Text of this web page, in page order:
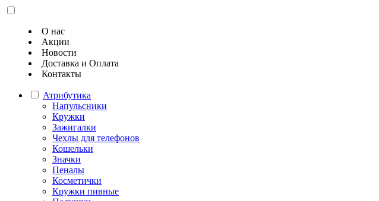
О нас
Акции
Новости
Доставка и Оплата
Контакты
Атрибутика
Напульсники
Кружки
Зажигалки
Чехлы для телефонов
Кошельки
Значки
Пеналы
Косметички
Кружки пивные